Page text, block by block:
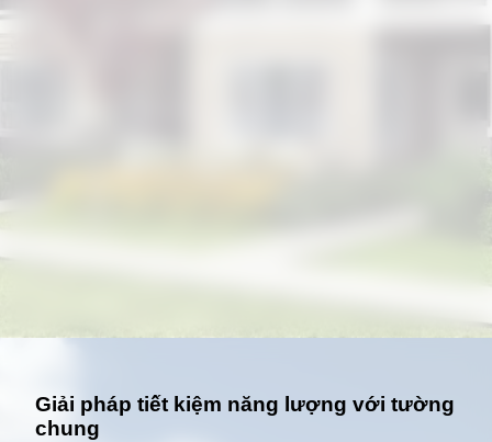
Giải pháp tiết kiệm năng lượng với tường
chung